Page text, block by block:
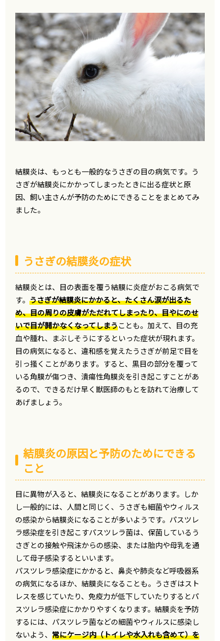
結膜炎は、もっとも一般的なうさぎの目の病気です。う
さぎが結膜炎にかかってしまったときに出る症状と原
因、飼い主さんが予防のためにできることをまとめてみ
ました。
うさぎの結膜炎の症状
結膜炎とは、目の表面を覆う結膜に炎症がおこる病気で
す。うさぎが結膜炎にかかると、たくさん涙が出るた
め、目の周りの皮膚がただれてしまったり、目やにのせ
いで目が開かなくなってしまうことも。加えて、目の充
血や腫れ、まぶしそうにするといった症状が現れます。
目の病気になると、違和感を覚えたうさぎが前足で目を
引っ掻くことがあります。すると、黒目の部分を覆って
いる角膜が傷つき、潰瘍性角膜炎を引き起こすことがあ
るので、できるだけ早く獣医師のもとを訪れて治療して
あげましょう。
結膜炎の原因と予防のためにできる
こと
目に異物が入ると、結膜炎になることがあります。しか
し一般的には、人間と同じく、うさぎも細菌やウィルス
の感染から結膜炎になることが多いようです。パスツレ
ラ感染症を引き起こすパスツレラ菌は、保菌しているう
さぎとの接触や飛沫からの感染、または胎内や母乳を通
して母子感染するといいます。
パスツレラ感染症にかかると、鼻炎や肺炎など呼吸器系
の病気になるほか、結膜炎になることも。うさぎはスト
レスを感じていたり、免疫力が低下していたりするとパ
スツレラ感染症にかかりやすくなります。結膜炎を予防
するには、パスツレラ菌などの細菌やウィルスに感染し
ないよう、常にケージ内（トイレや水入れも含めて）を